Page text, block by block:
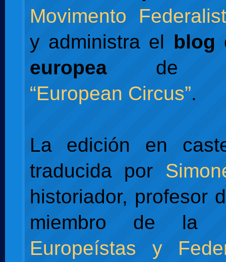
Movimento
y administra el blog
europeade
“European Circus”.
La edición en
traducida por
historiador, profesor
miembro de la
Europeístas y